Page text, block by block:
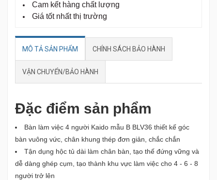
Cam kết hàng chất lượng
Giá tốt nhất thị trường
MÔ TẢ SẢN PHẨM CHÍNH SÁCH BẢO HÀNH
VẬN CHUYỂN/BẢO HÀNH
Đặc điểm sản phẩm
Bàn làm việc 4 người Kaido mẫu B BLV36 thiết kế góc
bàn vuông vức, chân khung thép đơn giản, chắc chắn
Tận dụng hộc tủ dài làm chân bàn, tạo thế đứng vững và
dễ dàng ghép cụm, tạo thành khu vực làm việc cho 4 - 6 - 8
người trở lên